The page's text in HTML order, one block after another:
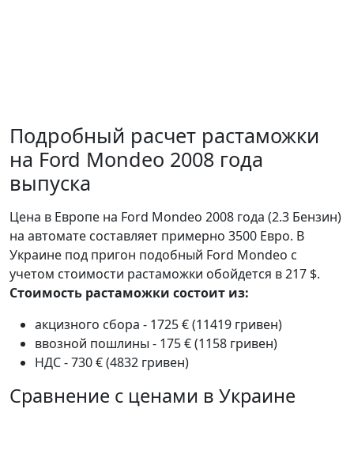
Подробный расчет растаможки
на Ford Mondeo 2008 года
выпуска
Цена в Европе на Ford Mondeo 2008 года (2.3 Бензин)
на автомате составляет примерно 3500 Евро. В
Украине под пригон подобный Ford Mondeo с
учетом стоимости растаможки обойдется в 217 $.
Стоимость растаможки состоит из:
акцизного сбора - 1725 € (11419 гривен)
ввозной пошлины - 175 € (1158 гривен)
НДС - 730 € (4832 гривен)
Сравнение с ценами в Украине